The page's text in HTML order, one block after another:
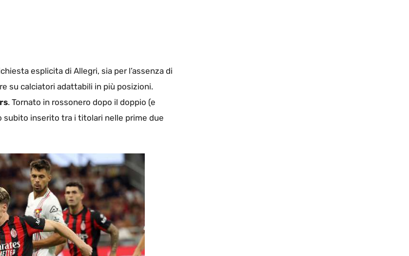
esplicita di Allegri, sia per l’assenza di
su calciatori adattabili in più posizioni.
. Tornato in rossonero dopo il doppio (e
subito inserito tra i titolari nelle prime due